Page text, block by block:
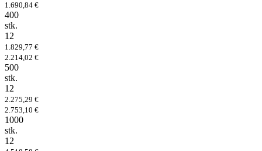
1.690,84 €
400
stk.
12
1.829,77 €
2.214,02 €
500
stk.
12
2.275,29 €
2.753,10 €
1000
stk.
12